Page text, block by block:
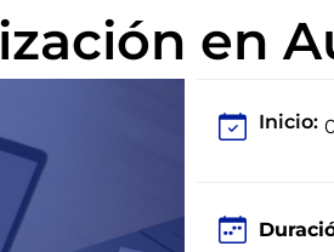
en
Inicio: